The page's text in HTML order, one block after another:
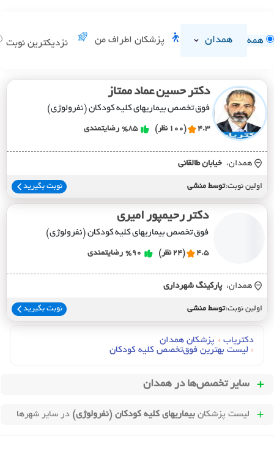
همه همدان پزشکان اطراف من نزدیکترین نوبت
دکتر حسین عماد ممتاز
فوق تخصص بیماریهای کلیه کودکان (نفرولوژی)
4.3 (100 نظر) %85 رضایتمندی
همدان، خيابان طالقاني
اولین نوبت:توسط منشی نوبت بگیرید
دکتر رحیمپور امیری
فوق تخصص بیماریهای کلیه کودکان (نفرولوژی)
4.5 (24 نظر) %90 رضایتمندی
همدان، پارکينگ شهرداري
اولین نوبت:توسط منشی نوبت بگیرید
دکتریاب › پزشکان همدان
› لیست بهترین فوق‌تخصص کلیه کودکان
سایر تخصص‌ها در همدان
لیست پزشکان بیماریهای کلیه کودکان (نفرولوژی) در سایر شهرها